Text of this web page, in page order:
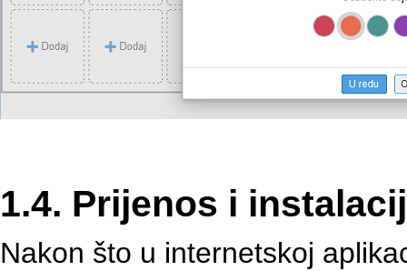
1.4. Prijenos i
Nakon što u internetskoj